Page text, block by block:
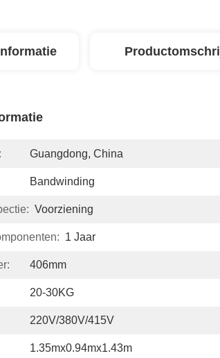
Guangdong, China
Bandwinding
Voorziening
1 Jaar
406mm
20-30KG
220V/380V/415V
1.35mx0.94mx1.43m